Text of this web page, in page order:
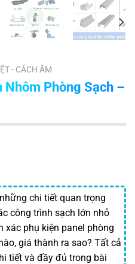
- CÁCH ÂM
Nhôm Phòng Sạch –
chi tiết quan trọng
công trình sạch lớn nhỏ
xác phụ kiện panel phòng
giá thành ra sao? Tất cả
tiết và đầy đủ trong bài